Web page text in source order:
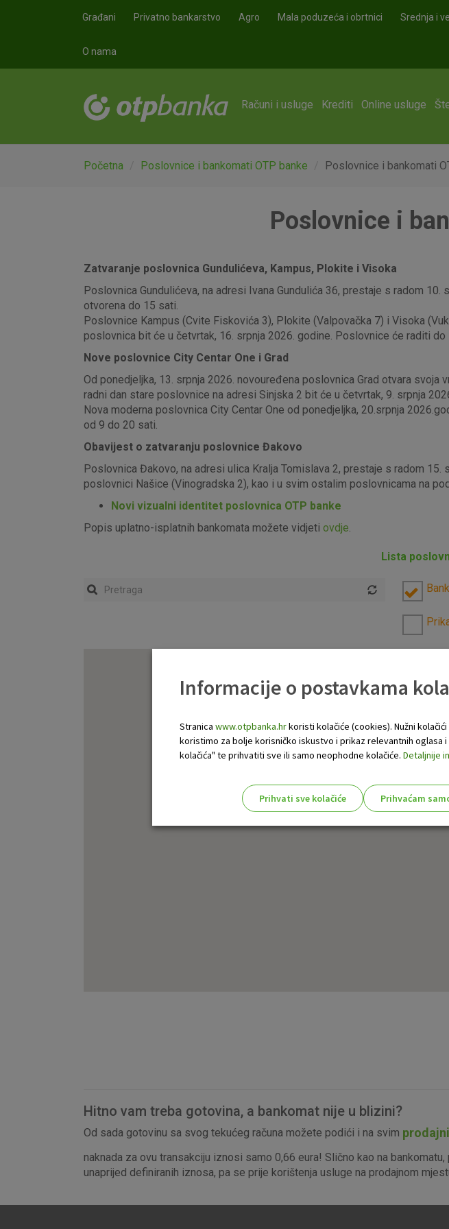
Građani Privatno bankarstvo Agro Mala poduzeća i obrtnici Srednja i
O nama
Računi i usluge Krediti Online usluge
Početna Poslovnice i bankomati OTP banke Poslovnice i bankomati
Poslovnice i
Zatvaranje poslovnica Gundulićeva, Kampus, Plokite i Visoka
Poslovnica Gundulićeva, na adresi Ivana Gundulića 36, prestaje s radom
otvorena do 15 sati.
Poslovnice Kampus (Cvite Fiskovića 3), Plokite (Valpovačka 7) i Visoka
poslovnica bit će u četvrtak, 16. srpnja 2026. godine. Poslovnice će raditi do
Nove poslovnice City Centar One i Grad
Od ponedjeljka, 13. srpnja 2026. novouređena poslovnica Grad otvara
radni dan stare poslovnice na adresi Sinjska 2 bit će u četvrtak, 9. srpnja
Nova moderna poslovnica City Centar One od ponedjeljka, 20.srpnja
od 9 do 20 sati.
Obavijest o zatvaranju poslovnice Đakovo
Poslovnica Đakovo, na adresi ulica Kralja Tomislava 2, prestaje s radom
poslovnici Našice (Vinogradska 2), kao i u svim ostalim poslovnicama na
Novi vizualni identitet poslovnica OTP banke
Popis uplatno-isplatnih bankomata možete vidjeti ovdje.
Lista
Hitno vam treba gotovina, a bankomat nije u blizini?
Od sada gotovinu sa svog tekućeg računa možete podići i na svim
naknada za ovu transakciju iznosi samo 0,66 eura! Slično kao na
unaprijed definiranih iznosa, pa se prije korištenja usluge na prodajnom
Informacije o postavkama
Stranica www.otpbanka.hrkoristi kolačiće (cookies). Nužni
koristimo za bolje korisničko iskustvo i prikaz relevantnih oglasa
kolačića" te prihvatiti sve ili samo neophodne kolačiće. Detaljnije
Prihvati sve kolačiće Prihvaćam
Marketinški